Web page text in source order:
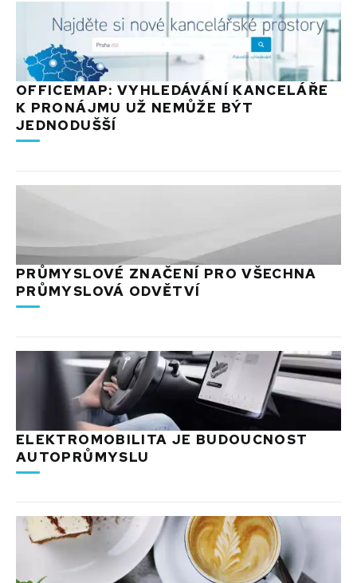
OFFICEMAP: VYHLEDÁVÁNÍ KANCELÁŘE
K PRONÁJMU UŽ NEMŮŽE BÝT
JEDNODUŠŠÍ
PRŮMYSLOVÉ ZNAČENÍ PRO VŠECHNA
PRŮMYSLOVÁ ODVĚTVÍ
ELEKTROMOBILITA JE BUDOUCNOST
AUTOPRŮMYSLU